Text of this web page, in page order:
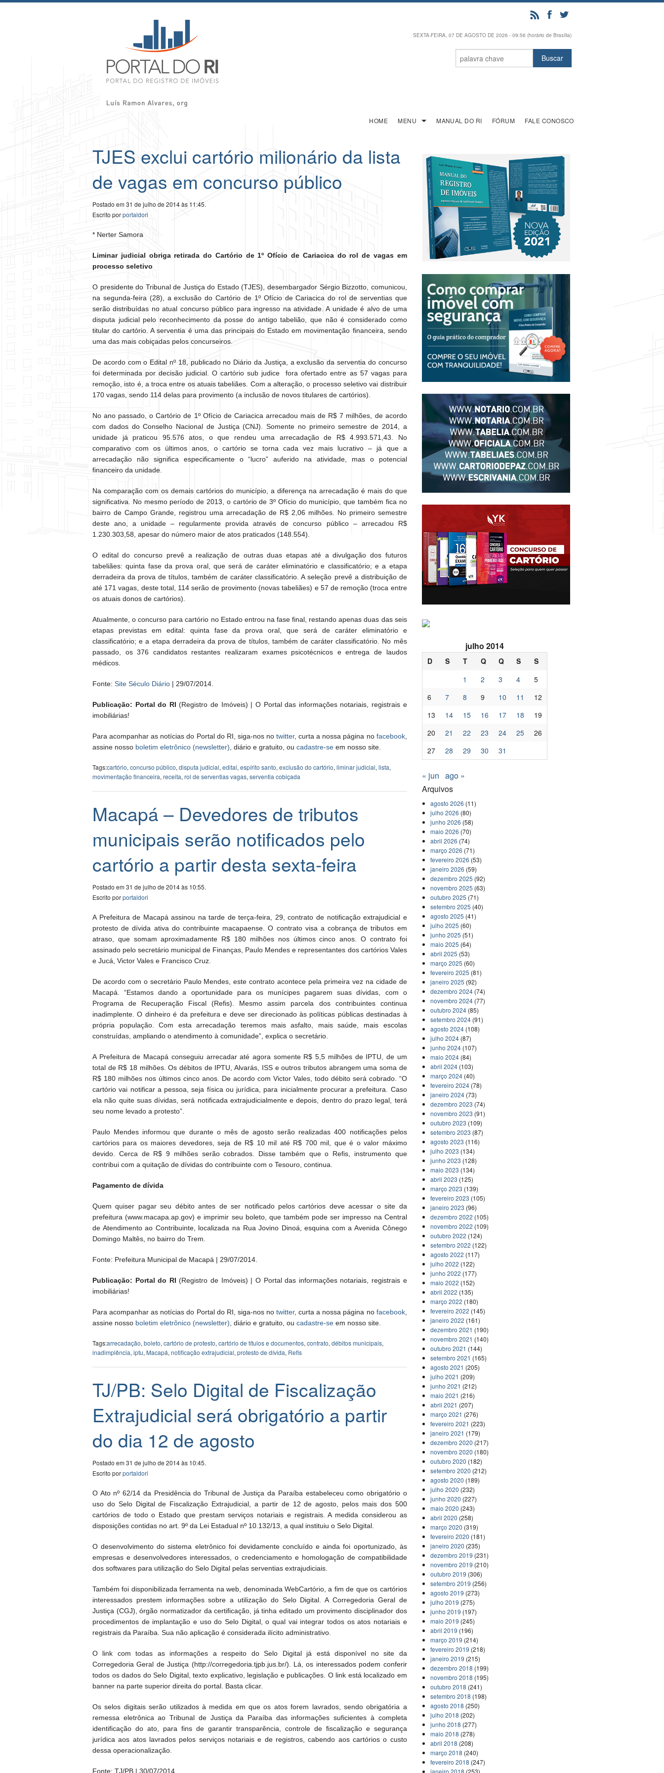
SEXTA-FEIRA, 07 DE AGOSTO DE 2026 - 09:56 (horário de Brasília)
HOME MENU MANUAL DO RI FÓRUM FALE CONOSCO
TJES exclui cartório milionário da lista
de vagas em concurso público
Postado em 31 de julho de 2014 às 11:45.
Escrito porportaldori
* Nerter Samora
Liminar judicial obriga retirada do Cartório de 1º Ofício de Cariacica do rol de vagas em
processo seletivo
O presidente do Tribunal de Justiça do Estado (TJES), desembargador Sérgio Bizzotto, comunicou,
na segunda-feira (28), a exclusão do Cartório de 1º Ofício de Cariacica do rol de serventias que
serão distribuídas no atual concurso público para ingresso na atividade. A unidade é alvo de uma
disputa judicial pelo reconhecimento da posse do antigo tabelião, que não é considerado como
titular do cartório. A serventia é uma das principais do Estado em movimentação financeira, sendo
uma das mais cobiçadas pelos concurseiros.
De acordo com o Edital nº 18, publicado no Diário da Justiça, a exclusão da serventia do concurso
foi determinada por decisão judicial. O cartório sub judice fora ofertado entre as 57 vagas para
remoção, isto é, a troca entre os atuais tabeliães. Com a alteração, o processo seletivo vai distribuir
170 vagas, sendo 114 delas para provimento (a inclusão de novos titulares de cartórios).
No ano passado, o Cartório de 1º Ofício de Cariacica arrecadou mais de R$ 7 milhões, de acordo
com dados do Conselho Nacional de Justiça (CNJ). Somente no primeiro semestre de 2014, a
unidade já praticou 95.576 atos, o que rendeu uma arrecadação de R$ 4.993.571,43. No
comparativo com os últimos anos, o cartório se torna cada vez mais lucrativo – já que a
arrecadação não significa especificamente o “lucro” auferido na atividade, mas o potencial
financeiro da unidade.
Na comparação com os demais cartórios do município, a diferença na arrecadação é mais do que
significativa. No mesmo período de 2013, o cartório de 3º Ofício do município, que também fica no
bairro de Campo Grande, registrou uma arrecadação de R$ 2,06 milhões. No primeiro semestre
deste ano, a unidade – regularmente provida através de concurso público – arrecadou R$
1.230.303,58, apesar do número maior de atos praticados (148.554).
O edital do concurso prevê a realização de outras duas etapas até a divulgação dos futuros
tabeliães: quinta fase da prova oral, que será de caráter eliminatório e classificatório; e a etapa
derradeira da prova de títulos, também de caráter classificatório. A seleção prevê a distribuição de
até 171 vagas, deste total, 114 serão de provimento (novas tabeliães) e 57 de remoção (troca entre
os atuais donos de cartórios).
Atualmente, o concurso para cartório no Estado entrou na fase final, restando apenas duas das seis
etapas previstas em edital: quinta fase da prova oral, que será de caráter eliminatório e
classificatório; e a etapa derradeira da prova de títulos, também de caráter classificatório. No mês
passado, os 376 candidatos restantes realizaram exames psicotécnicos e entrega de laudos
médicos.
Fonte: Site Século Diário | 29/07/2014.
Publicação: Portal do RI (Registro de Imóveis) | O Portal das informações notariais, registrais e
imobiliárias!
Para acompanhar as notícias do Portal do RI, siga-nos notwitter, curta a nossa página no facebook,
assine nosso boletim eletrônico (newsletter) , diário e gratuito, ou cadastre-se em nosso site.
Tags:cartório, concurso público, disputa judicial, edital, espírito santo, exclusão do cartório, liminar judicial, lista,
movimentação financeira, receita, rol de serventias vagas, serventia cobiçada
Macapá – Devedores de tributos
municipais serão notificados pelo
cartório a partir desta sexta-feira
Postado em 31 de julho de 2014 às 10:55.
Escrito porportaldori
A Prefeitura de Macapá assinou na tarde de terça-feira, 29, contrato de notificação extrajudicial e
protesto de dívida ativa do contribuinte macapaense. O contrato visa a cobrança de tributos em
atraso, que somam aproximadamente R$ 180 milhões nos últimos cinco anos. O contrato foi
assinado pelo secretário municipal de Finanças, Paulo Mendes e representantes dos cartórios Vales
e Jucá, Victor Vales e Francisco Cruz.
De acordo com o secretário Paulo Mendes, este contrato acontece pela primeira vez na cidade de
Macapá. “Estamos dando a oportunidade para os munícipes pagarem suas dívidas, com o
Programa de Recuperação Fiscal (Refis). Mesmo assim parcela dos contribuintes continua
inadimplente. O dinheiro é da prefeitura e deve ser direcionado às políticas públicas destinadas à
própria população. Com esta arrecadação teremos mais asfalto, mais saúde, mais escolas
construídas, ampliando o atendimento à comunidade”, explica o secretário.
A Prefeitura de Macapá conseguiu arrecadar até agora somente R$ 5,5 milhões de IPTU, de um
total de R$ 18 milhões. Os débitos de IPTU, Alvarás, ISS e outros tributos abrangem uma soma de
R$ 180 milhões nos últimos cinco anos. De acordo com Victor Vales, todo débito será cobrado. “O
cartório vai notificar a pessoa, seja física ou jurídica, para inicialmente procurar a prefeitura. Caso
ela não quite suas dívidas, será notificada extrajudicialmente e depois, dentro do prazo legal, terá
seu nome levado a protesto”.
Paulo Mendes informou que durante o mês de agosto serão realizadas 400 notificações pelos
cartórios para os maiores devedores, seja de R$ 10 mil até R$ 700 mil, que é o valor máximo
devido. Cerca de R$ 9 milhões serão cobrados. Disse também que o Refis, instrumento que
contribui com a quitação de dívidas do contribuinte com o Tesouro, continua.
Pagamento de dívida
Quem quiser pagar seu débito antes de ser notificado pelos cartórios deve acessar o site da
prefeitura (www.macapa.ap.gov) e imprimir seu boleto, que também pode ser impresso na Central
de Atendimento ao Contribuinte, localizada na Rua Jovino Dinoá, esquina com a Avenida Cônego
Domingo Maltês, no bairro do Trem.
Fonte: Prefeitura Municipal de Macapá | 29/07/2014.
Publicação: Portal do RI (Registro de Imóveis) | O Portal das informações notariais, registrais e
imobiliárias!
Para acompanhar as notícias do Portal do RI, siga-nos notwitter, curta a nossa página no facebook,
assine nosso boletim eletrônico (newsletter) , diário e gratuito, ou cadastre-se em nosso site.
Tags:arrecadação, boleto, cartório de protesto, cartório de títulos e documentos, contrato, débitos municipais,
inadimplência, iptu, Macapá, notificação extrajudicial, protesto de dívida, Refis
TJ/PB: Selo Digital de Fiscalização
Extrajudicial será obrigatório a partir
do dia 12 de agosto
Postado em 31 de julho de 2014 às 10:45.
Escrito porportaldori
O Ato nº 62/14 da Presidência do Tribunal de Justiça da Paraíba estabeleceu como obrigatório o
uso do Selo Digital de Fiscalização Extrajudicial, a partir de 12 de agosto, pelos mais dos 500
cartórios de todo o Estado que prestam serviços notariais e registrais. A medida considerou as
disposições contidas no art. 9º da Lei Estadual nº 10.132/13, a qual instituiu o Selo Digital.
O desenvolvimento do sistema eletrônico foi devidamente concluído e ainda foi oportunizado, às
empresas e desenvolvedores interessados, o credenciamento e homologação de compatibilidade
dos softwares para utilização do Selo Digital pelas serventias extrajudiciais.
Também foi disponibilizada ferramenta na web, denominada WebCartório, a fim de que os cartórios
interessados prestem informações sobre a utilização do Selo Digital. A Corregedoria Geral de
Justiça (CGJ), órgão normatizador da certificação, já tinha editado um provimento disciplinador dos
procedimentos de implantação e uso do Selo Digital, o qual vai integrar todos os atos notariais e
registrais da Paraíba. Sua não aplicação é considerada ilícito administrativo.
O link com todas as informações a respeito do Selo Digital já está disponível no site da
Corregedoria Geral de Justiça (http://corregedoria.tjpb.jus.br/). Lá, os interessados podem conferir
todos os dados do Selo Digital, texto explicativo, legislação e publicações. O link está localizado em
banner na parte superior direita do portal. Basta clicar.
Os selos digitais serão utilizados à medida em que os atos forem lavrados, sendo obrigatória a
remessa eletrônica ao Tribunal de Justiça da Paraíba das informações suficientes à completa
identificação do ato, para fins de garantir transparência, controle de fiscalização e segurança
jurídica aos atos lavrados pelos serviços notariais e de registros, cabendo aos cartórios o custo
dessa operacionalização.
Fonte: TJ/PB | 30/07/2014.
julho 2014
D S T Q Q S
S
1
2 3 4
5
6
7 8 9 10 11
12
13
14 15 16 17 18
19
20
21 22 23 24 25
26
27
28 29 30 31
« jun ago »
Arquivos
agosto 2026 (11)
julho 2026 (80)
junho 2026 (58)
maio 2026 (70)
abril 2026 (74)
março 2026 (71)
fevereiro 2026 (53)
janeiro 2026 (59)
dezembro 2025 (92)
novembro 2025 (63)
outubro 2025 (71)
setembro 2025 (40)
agosto 2025 (41)
julho 2025 (60)
junho 2025 (51)
maio 2025 (64)
abril 2025 (53)
março 2025 (60)
fevereiro 2025 (81)
janeiro 2025 (92)
dezembro 2024 (74)
novembro 2024 (77)
outubro 2024 (85)
setembro 2024 (91)
agosto 2024 (108)
julho 2024 (87)
junho 2024 (107)
maio 2024 (84)
abril 2024 (103)
março 2024 (40)
fevereiro 2024 (78)
janeiro 2024 (73)
dezembro 2023 (74)
novembro 2023 (91)
outubro 2023 (109)
setembro 2023 (87)
agosto 2023 (116)
julho 2023 (134)
junho 2023 (128)
maio 2023 (134)
abril 2023 (125)
março 2023 (139)
fevereiro 2023 (105)
janeiro 2023 (96)
dezembro 2022 (105)
novembro 2022 (109)
outubro 2022 (124)
setembro 2022 (122)
agosto 2022 (117)
julho 2022 (122)
junho 2022 (177)
maio 2022 (152)
abril 2022 (135)
março 2022 (180)
fevereiro 2022 (145)
janeiro 2022 (161)
dezembro 2021 (190)
novembro 2021 (140)
outubro 2021 (144)
setembro 2021 (165)
agosto 2021 (205)
julho 2021 (209)
junho 2021 (212)
maio 2021 (216)
abril 2021 (207)
março 2021 (276)
fevereiro 2021 (223)
janeiro 2021 (179)
dezembro 2020 (217)
novembro 2020 (180)
outubro 2020 (182)
setembro 2020 (212)
agosto 2020 (189)
julho 2020 (232)
junho 2020 (227)
maio 2020 (243)
abril 2020 (258)
março 2020 (319)
fevereiro 2020 (181)
janeiro 2020 (235)
dezembro 2019 (231)
novembro 2019 (210)
outubro 2019 (306)
setembro 2019 (256)
agosto 2019 (273)
julho 2019 (275)
junho 2019 (197)
maio 2019 (245)
abril 2019 (196)
março 2019 (214)
fevereiro 2019 (218)
janeiro 2019 (215)
dezembro 2018 (199)
novembro 2018 (195)
outubro 2018 (241)
setembro 2018 (198)
agosto 2018 (250)
julho 2018 (202)
junho 2018 (277)
maio 2018 (278)
abril 2018 (208)
março 2018 (240)
fevereiro 2018 (247)
janeiro 2018 (253)